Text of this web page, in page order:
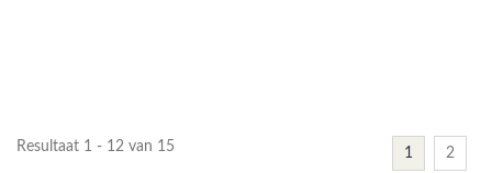
Resultaat 1 - 12 van 15 1 2